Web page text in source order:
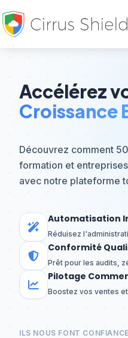
Accélérez
Croissance
Découvrez comment
formation et
avec notre plateforme
Automatisation
Réduisez
Conformité
Prêt pour les audits,
Pilotage
Boostez vos ventes
ILS NOUS FONT CONFIANCE